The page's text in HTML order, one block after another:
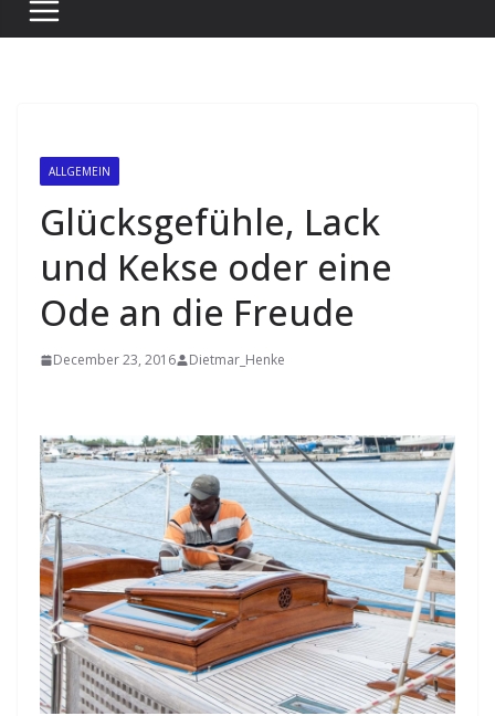
ALLGEMEIN
Glücksgefühle, Lack
und Kekse oder eine
Ode an die Freude
December 23, 2016 Dietmar_Henke